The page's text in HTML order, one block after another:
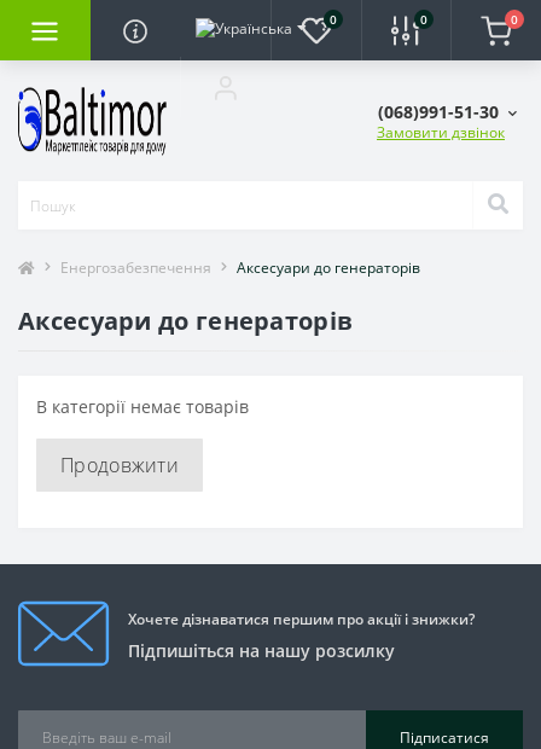
0 0 0
(068)991-51-30
Замовити дзвінок
Енергозабезпечення Аксесуари до генераторів
Аксесуари до генераторів
В категорії немає товарів
Продовжити
Хочете дізнаватися першим про акції і знижки?
Підпишіться на нашу розсилку
Підписатися